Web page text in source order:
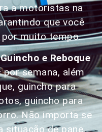
a motoristas na
que você
muito tempo.
e Reboque
por semana, além
guincho para
guincho para
Não importa se
situação de pane,